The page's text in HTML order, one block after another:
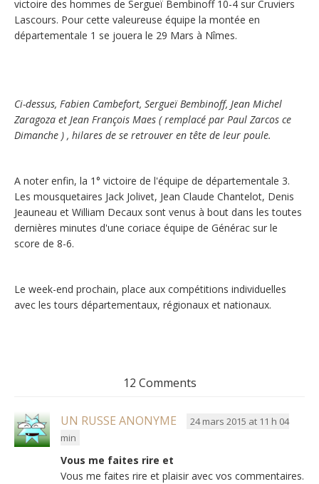
victoire des hommes de Sergueï Bembinoff 10-4 sur Cruviers
Lascours. Pour cette valeureuse équipe la montée en
départementale 1 se jouera le 29 Mars à Nîmes.
Ci-dessus, Fabien Cambefort, Sergueï Bembinoff, Jean Michel
Zaragoza et Jean François Maes ( remplacé par Paul Zarcos ce
Dimanche ) , hilares de se retrouver en tête de leur poule.
A noter enfin, la 1° victoire de l'équipe de départementale 3.
Les mousquetaires Jack Jolivet, Jean Claude Chantelot, Denis
Jeauneau et William Decaux sont venus à bout dans les toutes
dernières minutes d'une coriace équipe de Générac sur le
score de 8-6.
Le week-end prochain, place aux compétitions individuelles
avec les tours départementaux, régionaux et nationaux.
12 Comments
UN RUSSE ANONYME
24 mars 2015 at 11 h 04
min
Vous me faites rire et
Vous me faites rire et plaisir avec vos commentaires.